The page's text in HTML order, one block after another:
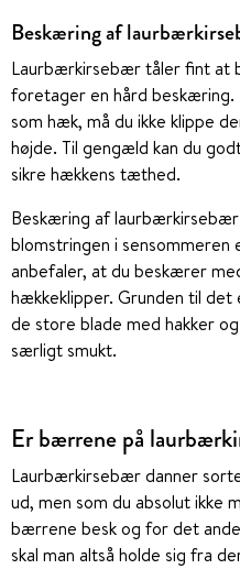
Beskæring af
Laurbærkirsebær tåler fint at
foretager en hård
som hæk, må du ikke klippe
højde. Til gengæld kan du
sikre hækkens tæthed.
Beskæring af
blomstringen i
anbefaler, at du beskærer
hækkeklipper. Grunden til
de store blade med hakker
særligt smukt.
Er bærrene på
Laurbærkirsebær danner
ud, men som du absolut ikke
bærrene besk og for det
skal man altså holde sig fra